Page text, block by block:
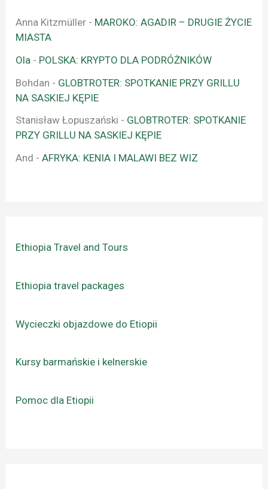
Anna Kitzmüller - MAROKO: AGADIR – DRUGIE ŻYCIE
MIASTA
Ola - POLSKA: KRYPTO DLA PODRÓŻNIKÓW
Bohdan - GLOBTROTER: SPOTKANIE PRZY GRILLU
NA SASKIEJ KĘPIE
Stanisław Łopuszański - GLOBTROTER: SPOTKANIE
PRZY GRILLU NA SASKIEJ KĘPIE
And -AFRYKA: KENIA I MALAWI BEZ WIZ
Ethiopia Travel and Tours
Ethiopia travel packages
Wycieczki objazdowe do Etiopii
Kursy barmańskie i kelnerskie
Pomoc dla Etiopii